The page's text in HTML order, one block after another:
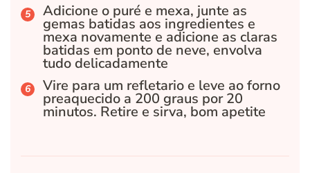
Adicione o puré e mexa, junte as
gemas batidas aos ingredientes e
mexa novamente e adicione as claras
batidas em ponto de neve, envolva
tudo delicadamente
Vire para um refletario e leve ao forno
preaquecido a 200 graus por 20
minutos. Retire e sirva, bom apetite